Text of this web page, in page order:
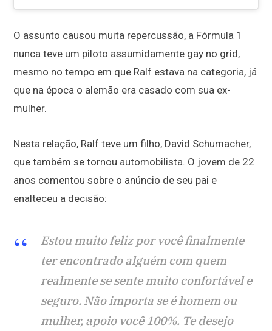
O assunto causou muita repercussão, a Fórmula 1
nunca teve um piloto assumidamente gay no grid,
mesmo no tempo em que Ralf estava na categoria, já
que na época o alemão era casado com sua ex-
mulher.
Nesta relação, Ralf teve um filho, David Schumacher,
que também se tornou automobilista. O jovem de 22
anos comentou sobre o anúncio de seu pai e
enalteceu a decisão:
Estou muito feliz por você finalmente
ter encontrado alguém com quem
realmente se sente muito confortável e
seguro. Não importa se é homem ou
mulher, apoio você 100%. Te desejo